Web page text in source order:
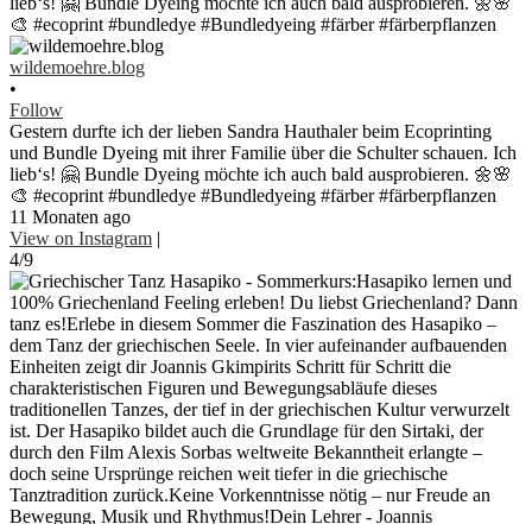
wildemoehre.blog
•
Follow
Gestern durfte ich der lieben Sandra Hauthaler beim Ecoprinting
und Bundle Dyeing mit ihrer Familie über die Schulter schauen. Ich
lieb‘s! 🤗 Bundle Dyeing möchte ich auch bald ausprobieren. 🌼🌸
🎨 #ecoprint #bundledye #Bundledyeing #färber #färberpflanzen
11 Monaten ago
View on Instagram |
4/9